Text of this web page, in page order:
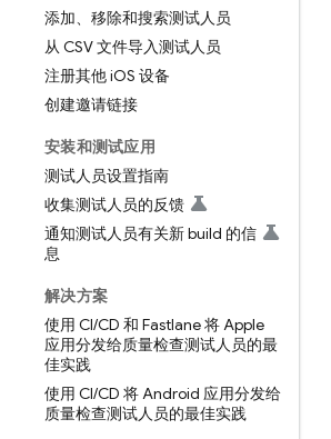
添加、移除和搜索测试人员
从 CSV 文件导入测试人员
注册其他 iOS 设备
创建邀请链接
安装和测试应用
测试人员设置指南
收集测试人员的反馈
通知测试人员有关新 build 的信
息
解决方案
使用 CI/CD 和 Fastlane 将 Apple
应用分发给质量检查测试人员的最
佳实践
使用 CI/CD 将 Android 应用分发给
质量检查测试人员的最佳实践